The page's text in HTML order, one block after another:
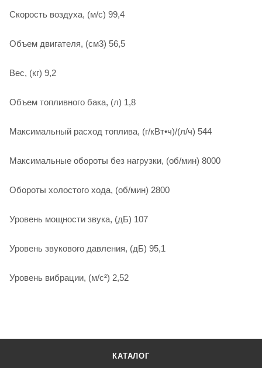
Скорость воздуха, (м/с) 99,4
Объем двигателя, (см3) 56,5
Вес, (кг) 9,2
Объем топливного бака, (л) 1,8
Максимальный расход топлива, (г/кВт•ч)/(л/ч) 544
Максимальные обороты без нагрузки, (об/мин) 8000
Обороты холостого хода, (об/мин) 2800
Уровень мощности звука, (дБ) 107
Уровень звукового давления, (дБ) 95,1
Уровень вибрации, (м/с²) 2,52
КАТАЛОГ